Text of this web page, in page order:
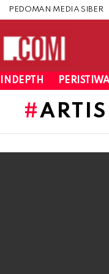
PEDOMAN MEDIA SIBER
INDEPTH